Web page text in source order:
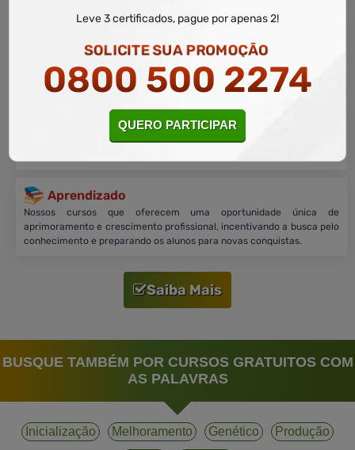
Compromisso
Garantimos a legitimidade dos certificados que são emitidos somente
após aprovação e cumprimento da carga horária, conformidade com
os critérios do Ministério Público de Minas Gerais.
Certificação
Nossos certificados digitais são legitimados pela assinatura eletrônica
do Coordenador Pedagógico, validada no sitego
Aprendizado
Nossos cursos que oferecem uma oportunidade única de
aprimoramento e crescimento profissional, incentivando a busca pelo
conhecimento e preparando os alunos para novas conquistas.
Saiba Mais
BUSQUE TAMBÉM POR CURSOS GRATUITOS COM
AS PALAVRAS
Inicialização Melhoramento Genético
Produção
Leve 3 certificados, pague por apenas 2!
SOLICITE SUA PROMOÇÃO
0800 500 2274
QUERO PARTICIPAR